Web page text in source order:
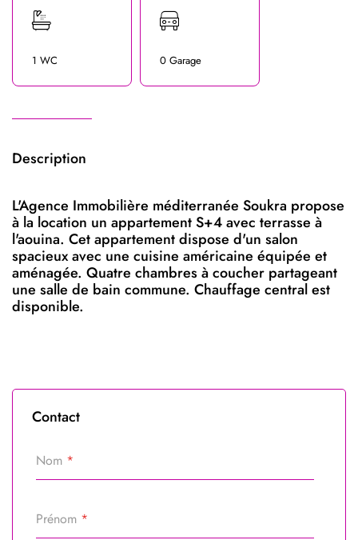
1 WC 0 Garage
Description
L'Agence Immobilière méditerranée Soukra propose
à la location un appartement S+4 avec terrasse à
l'aouina. Cet appartement dispose d'un salon
spacieux avec une cuisine américaine équipée et
aménagée. Quatre chambres à coucher partageant
une salle de bain commune. Chauffage central est
disponible.
Contact
Nom *
Prénom *